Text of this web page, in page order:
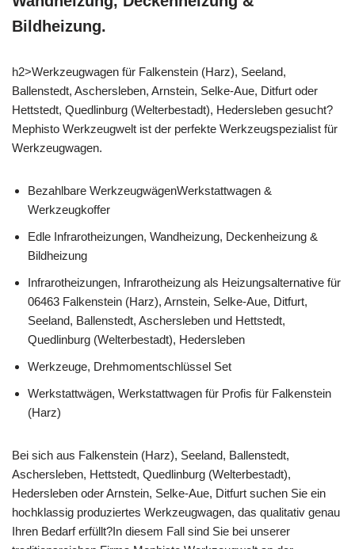
Bildheizung.
h2>Werkzeugwagen für Falkenstein (Harz), Seeland,
Ballenstedt, Aschersleben, Arnstein, Selke-Aue, Ditfurt oder
Hettstedt, Quedlinburg (Welterbestadt), Hedersleben gesucht?
Mephisto Werkzeugwelt ist der perfekte Werkzeugspezialist für
Werkzeugwagen.
Bezahlbare WerkzeugwägenWerkstattwagen &
Werkzeugkoffer
Edle Infrarotheizungen, Wandheizung, Deckenheizung &
Bildheizung
Infrarotheizungen, Infrarotheizung als Heizungsalternative für
06463 Falkenstein (Harz), Arnstein, Selke-Aue, Ditfurt,
Seeland, Ballenstedt, Aschersleben und Hettstedt,
Quedlinburg (Welterbestadt), Hedersleben
Werkzeuge, Drehmomentschlüssel Set
Werkstattwägen, Werkstattwagen für Profis für Falkenstein
(Harz)
Bei sich aus Falkenstein (Harz), Seeland, Ballenstedt,
Aschersleben, Hettstedt, Quedlinburg (Welterbestadt),
Hedersleben oder Arnstein, Selke-Aue, Ditfurt suchen Sie ein
hochklassig produziertes Werkzeugwagen, das qualitativ genau
Ihren Bedarf erfüllt?In diesem Fall sind Sie bei unserer